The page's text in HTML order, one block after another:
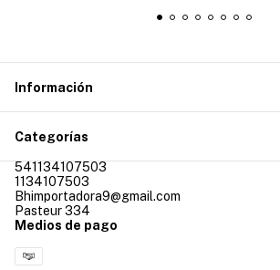
Información
Categorías
541134107503
1134107503
Bhimportadora9@gmail.com
Pasteur 334
Medios de pago